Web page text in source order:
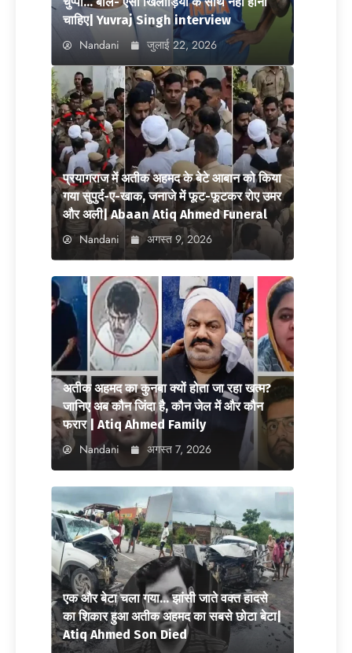
चाहिए| Yuvraj Singh interview
Nandani जुलाई 22, 2026
प्रयागराज में अतीक अहमद के बेटे आबान को किया
गया सुपुर्द-ए-खाक, जनाजे में फूट-फूटकर रोए उमर
और अली| Abaan Atiq Ahmed Funeral
Nandani अगस्त 9, 2026
अतीक अहमद का कुनबा क्यों होता जा रहा खत्म?
जानिए अब कौन जिंदा है, कौन जेल में और कौन
फरार | Atiq Ahmed Family
Nandani अगस्त 7, 2026
एक और बेटा चला गया… झांसी जाते वक्त हादसे
का शिकार हुआ अतीक अहमद का सबसे छोटा बेटा|
Atiq Ahmed Son Died